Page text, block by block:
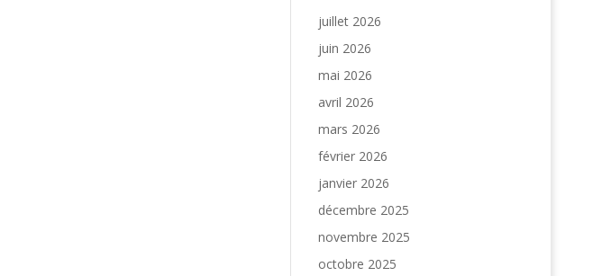
juillet 2026
juin 2026
mai 2026
avril 2026
mars 2026
février 2026
janvier 2026
décembre 2025
novembre 2025
octobre 2025